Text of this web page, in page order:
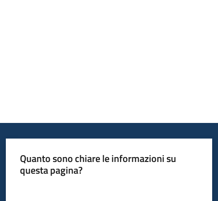
su
Quanto sono chiare le informazioni su
questa pagina?